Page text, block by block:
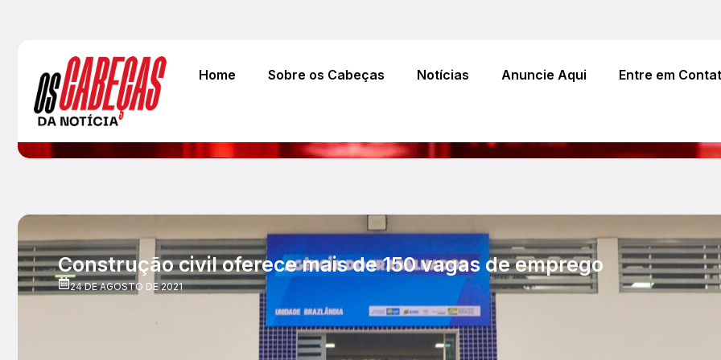
Home Sobre os Cabeças Notícias Anuncie Aqui Entre em
Construção civil oferece mais de 150 vagas de emprego
24 DE AGOSTO DE 2021